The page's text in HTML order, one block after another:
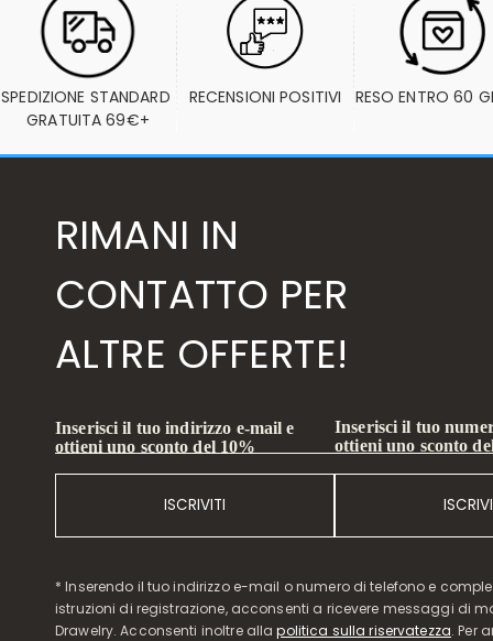
SPEDIZIONE STANDARD
GRATUITA 69€+
RECENSIONI POSITIVI RESO ENTRO 60
RIMANI IN
CONTATTO PER
ALTRE OFFERTE!
Inserisci il tuo indirizzo e-mail e
ottieni uno sconto del 10%
ISCRIVITI
Inserisci il tuo
ottieni uno sconto
* Inserendo il tuo indirizzo e-mail o numero di telefono e
istruzioni di registrazione, acconsenti a ricevere messaggi di
Drawelry. Acconsenti inoltre allapolitica sulla riservatezza. Per